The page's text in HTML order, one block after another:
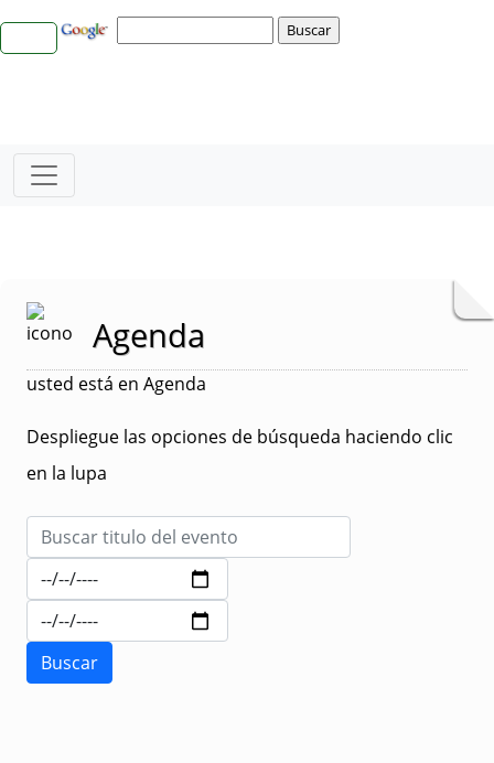
Agenda
usted está en Agenda
Despliegue las opciones de búsqueda haciendo clic
en la lupa